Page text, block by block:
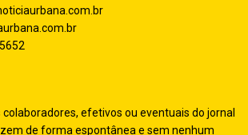
efetivos ou eventuais do jornal
de forma espontânea e sem nenhum